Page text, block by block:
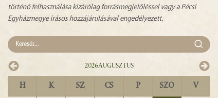
történő felhasználása kizárólag forrásmegjelöléssel vagy a Pécsi
Egyházmegye írásos hozzájárulásával engedélyezett.
2026Augusztus
H K SZ CS P SZO V